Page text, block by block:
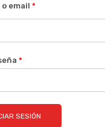
email *
*